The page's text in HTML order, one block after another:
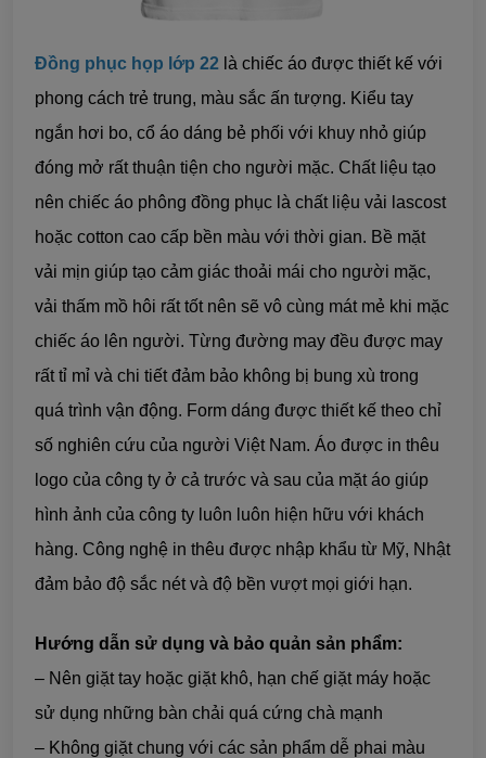
Đồng phục họp lớp 22 là chiếc áo được thiết kế với
phong cách trẻ trung, màu sắc ấn tượng. Kiểu tay
ngắn hơi bo, cổ áo dáng bẻ phối với khuy nhỏ giúp
đóng mở rất thuận tiện cho người mặc. Chất liệu tạo
nên chiếc áo phông đồng phục là chất liệu vải lascost
hoặc cotton cao cấp bền màu với thời gian. Bề mặt
vải mịn giúp tạo cảm giác thoải mái cho người mặc,
vải thấm mồ hôi rất tốt nên sẽ vô cùng mát mẻ khi mặc
chiếc áo lên người. Từng đường may đều được may
rất tỉ mỉ và chi tiết đảm bảo không bị bung xù trong
quá trình vận động. Form dáng được thiết kế theo chỉ
số nghiên cứu của người Việt Nam. Áo được in thêu
logo của công ty ở cả trước và sau của mặt áo giúp
hình ảnh của công ty luôn luôn hiện hữu với khách
hàng. Công nghệ in thêu được nhập khẩu từ Mỹ, Nhật
đảm bảo độ sắc nét và độ bền vượt mọi giới hạn.
Hướng dẫn sử dụng và bảo quản sản phẩm:
– Nên giặt tay hoặc giặt khô, hạn chế giặt máy hoặc
sử dụng những bàn chải quá cứng chà mạnh
– Không giặt chung với các sản phẩm dễ phai màu